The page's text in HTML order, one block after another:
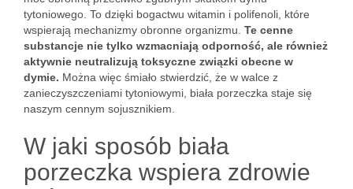
tytoniowego. To dzięki bogactwu witamin i polifenoli, które
wspierają mechanizmy obronne organizmu. Te cenne
substancje nie tylko wzmacniają odporność, ale również
aktywnie neutralizują toksyczne związki obecne w
dymie. Można więc śmiało stwierdzić, że w walce z
zanieczyszczeniami tytoniowymi, biała porzeczka staje się
naszym cennym sojusznikiem.
W jaki sposób biała
porzeczka wspiera zdrowie